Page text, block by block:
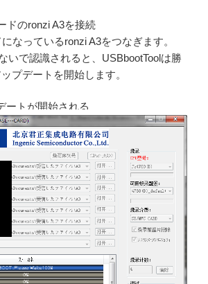
ドのronzi A3を接続
なっているronzi A3をつなぎます。
いで認識されると、USBbootToolは勝
プデートを開始します。
ートが開始される